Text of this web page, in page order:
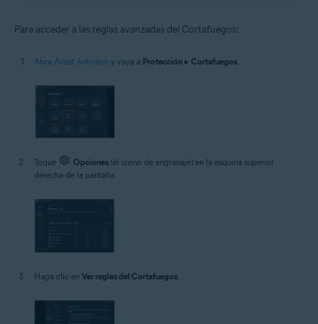
Para acceder a las reglas avanzadas del Cortafuegos:
Abra Avast Antivirus y vaya a Protección ▸ Cortafuegos
Toque Opciones (el icono de engranaje) en la esquina superior
derecha de la pantalla.
Haga clic en Ver reglas del Cortafuegos